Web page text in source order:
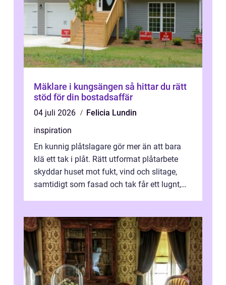
Mäklare i kungsängen så hittar du rätt
stöd för din bostadsaffär
04 juli 2026
Felicia Lundin
inspiration
En kunnig plåtslagare gör mer än att bara
klä ett tak i plåt. Rätt utformat plåtarbete
skyddar huset mot fukt, vind och slitage,
samtidigt som fasad och tak får ett lugnt,